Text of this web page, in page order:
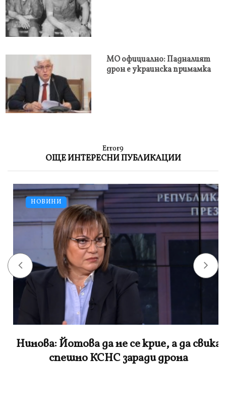
МО официално: Падналият
дрон е украинска примамка
Error9
ОЩЕ ИНТЕРЕСНИ ПУБЛИКАЦИИ
НОВИНИ
Нинова: Йотова да не се крие, а да свика
спешно КСНС заради дрона